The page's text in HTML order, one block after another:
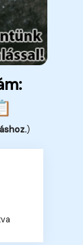
)